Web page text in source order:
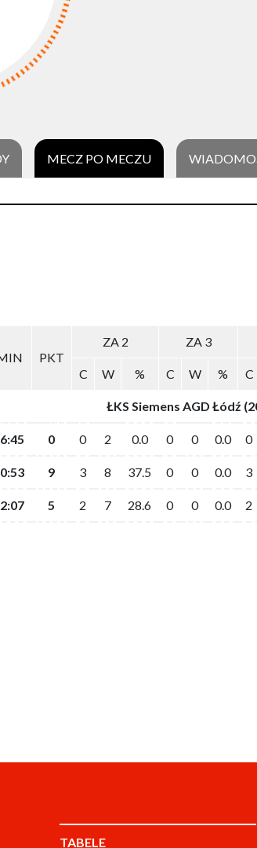
MECZ PO MECZU
PKT
ZA 2 ZA 3
C
W % C W % C
ŁKS Siemens AGD Łódź
0 0 2 0.0 0 0 0.0 0
9 3 8 37.5 0 0 0.0 3
5 2 7 28.6 0 0 0.0 2
TABELE